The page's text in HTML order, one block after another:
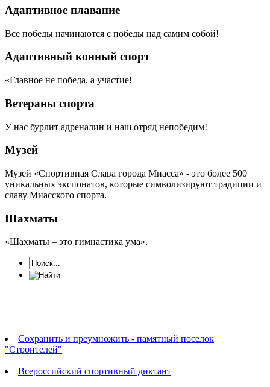
Адаптивное плавание
Все победы начинаются с победы над самим собой!
Адаптивный конный спорт
«Главное не победа, а участие!
Ветераны спорта
У нас бурлит адреналин и наш отряд непобедим!
Музей
Музей «Спортивная Слава города Миасса» - это более 500
уникальных экспонатов, которые символизируют традиции и
славу Миасского спорта.
Шахматы
«Шахматы – это гимнастика ума».
Сохранить и преумножить - памятный поселок
"Строителей"
Всероссийский спортивный диктант